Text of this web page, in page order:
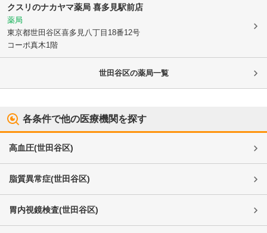
クスリのナカヤマ薬局 喜多見駅前店
薬局
東京都世田谷区喜多見八丁目18番12号
コーポ真木1階
世田谷区の薬局一覧
各条件で他の医療機関を探す
高血圧(世田谷区)
脂質異常症(世田谷区)
胃内視鏡検査(世田谷区)